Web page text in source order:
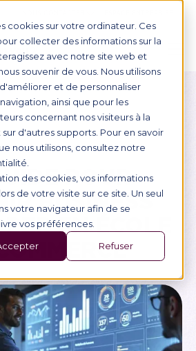
cookies sur votre ordinateur. Ces
collecter des informations sur la
avec notre site web et
souvenir de vous. Nous utilisons
et de personnaliser
ainsi que pour les
concernant nos visiteurs à la
d'autres supports. Pour en savoir
nous utilisons, consultez notre
des cookies, vos informations
de votre visite sur ce site. Un seul
votre navigateur afin de se
vos préférences.
Refuser
POUR
BUSINESS
EN ÉCOLE